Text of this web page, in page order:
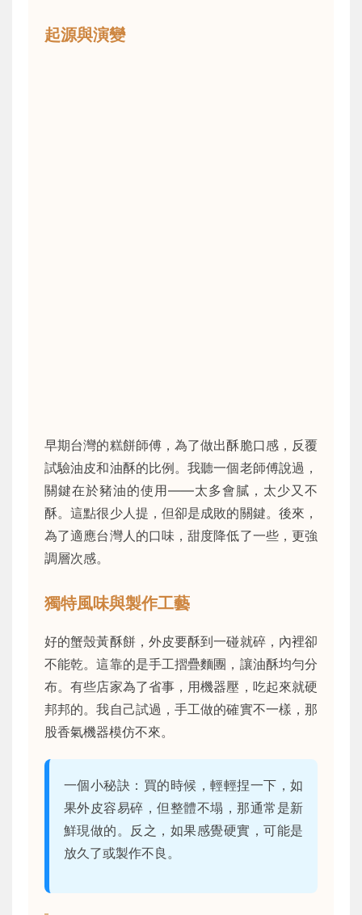
起源與演變
早期台灣的糕餅師傅，為了做出酥脆口感，反覆
試驗油皮和油酥的比例。我聽一個老師傅說過，
關鍵在於豬油的使用——太多會膩，太少又不
酥。這點很少人提，但卻是成敗的關鍵。後來，
為了適應台灣人的口味，甜度降低了一些，更強
調層次感。
獨特風味與製作工藝
好的蟹殼黃酥餅，外皮要酥到一碰就碎，內裡卻
不能乾。這靠的是手工摺疊麵團，讓油酥均勻分
布。有些店家為了省事，用機器壓，吃起來就硬
邦邦的。我自己試過，手工做的確實不一樣，那
股香氣機器模仿不來。
一個小秘訣：買的時候，輕輕捏一下，如
果外皮容易碎，但整體不塌，那通常是新
鮮現做的。反之，如果感覺硬實，可能是
放久了或製作不良。